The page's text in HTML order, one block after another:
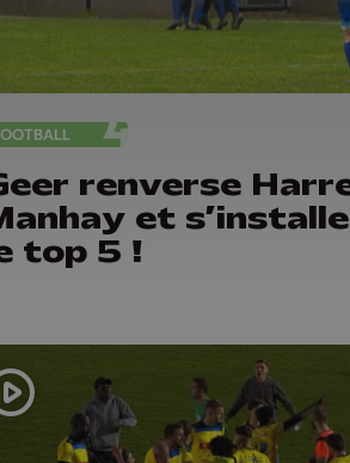
renverse
et
top 5 !